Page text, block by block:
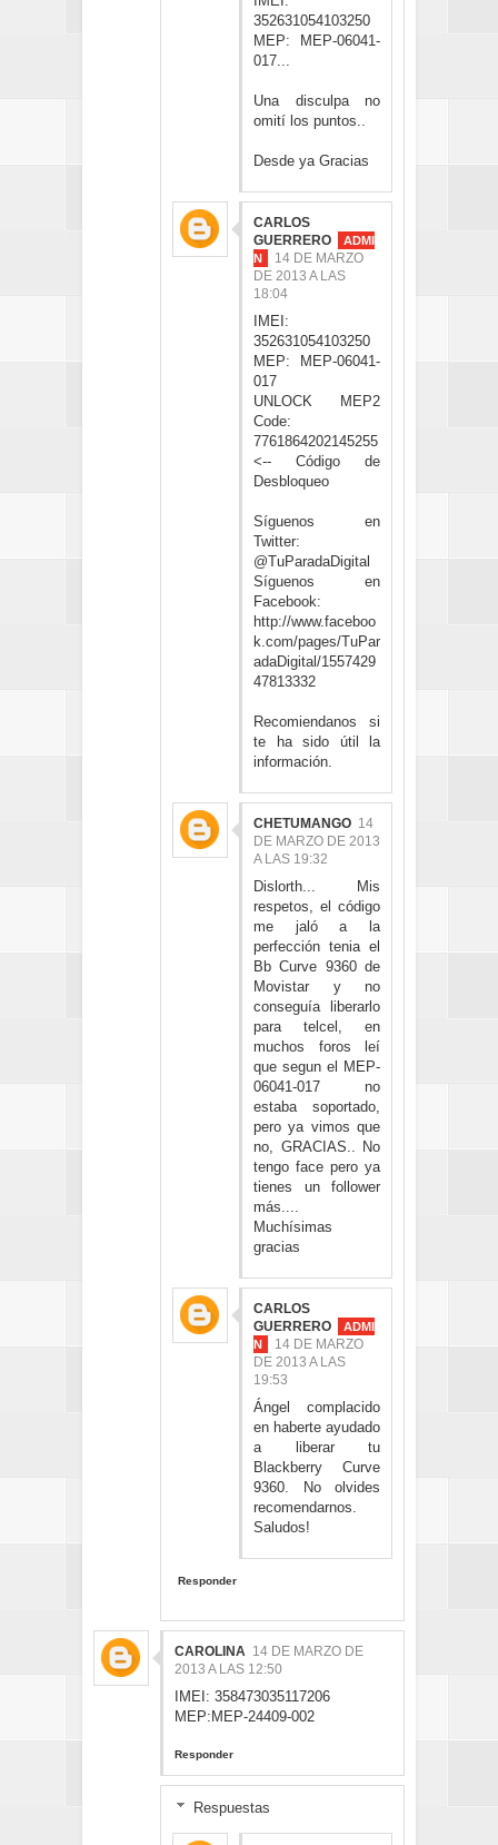
352631054103250
MEP: MEP-06041-
017...
Una disculpa no
omití los puntos..
Desde ya Gracias
CARLOS
GUERRERO
14 DE MARZO
DE 2013 A LAS
18:04
IMEI:
352631054103250
MEP: MEP-06041-
017
UNLOCK MEP2
Code:
7761864202145255
<-- Código de
Desbloqueo
Síguenos en
Twitter:
@TuParadaDigital
Síguenos en
Facebook:
http://www.faceboo
k.com/pages/TuPar
adaDigital/1557429
47813332
Recomiendanos si
te ha sido útil la
información.
CHETUMANGO 14
DE MARZO DE 2013
A LAS 19:32
Dislorth... Mis
respetos, el código
me jaló a la
perfección tenia el
Bb Curve 9360 de
Movistar y no
conseguía liberarlo
para telcel, en
muchos foros leí
que segun el MEP-
06041-017 no
estaba soportado,
pero ya vimos que
no, GRACIAS.. No
tengo face pero ya
tienes un follower
más....
Muchísimas
gracias
CARLOS
GUERRERO
14 DE MARZO
DE 2013 A LAS
19:53
Ángel complacido
en haberte ayudado
a liberar tu
Blackberry Curve
9360. No olvides
recomendarnos.
Saludos!
Responder
CAROLINA 14 DE MARZO DE
2013 A LAS 12:50
IMEI: 358473035117206
MEP:MEP-24409-002
Responder
Respuestas